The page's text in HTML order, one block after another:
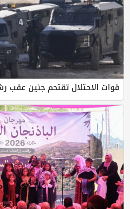
قوات الاحتلال تقتحم جنين عقب